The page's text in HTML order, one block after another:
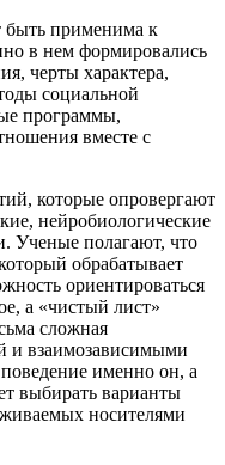
быть применима к
в нем формировались
черты характера,
социальной
программы,
вместе с
которые опровергают
нейробиологические
Ученые полагают, что
обрабатывает
ориентироваться
а «чистый лист»
сложная
и взаимозависимыми
именно он, а
выбирать варианты
носителями